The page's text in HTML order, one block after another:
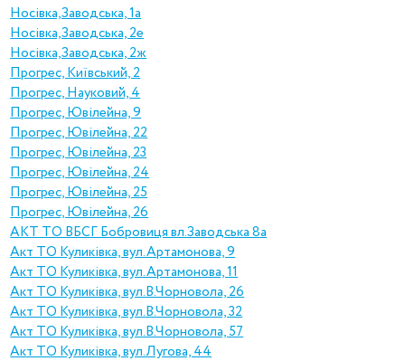
Носівка,Заводська, 1а
Носівка,Заводська, 2е
Носівка,Заводська, 2ж
Прогрес, Київський, 2
Прогрес, Науковий, 4
Прогрес, Ювілейна, 9
Прогрес, Ювілейна, 22
Прогрес, Ювілейна, 23
Прогрес, Ювілейна, 24
Прогрес, Ювілейна, 25
Прогрес, Ювілейна, 26
АКТ ТО ВБСГ Бобровиця вл.Заводська 8а
Акт ТО Куликівка, вул.Артамонова, 9
Акт ТО Куликівка, вул.Артамонова, 11
Акт ТО Куликівка, вул.В.Чорновола, 26
Акт ТО Куликівка, вул.В.Чорновола, 32
Акт ТО Куликівка, вул.В.Чорновола, 57
Акт ТО Куликівка, вул.Лугова, 44